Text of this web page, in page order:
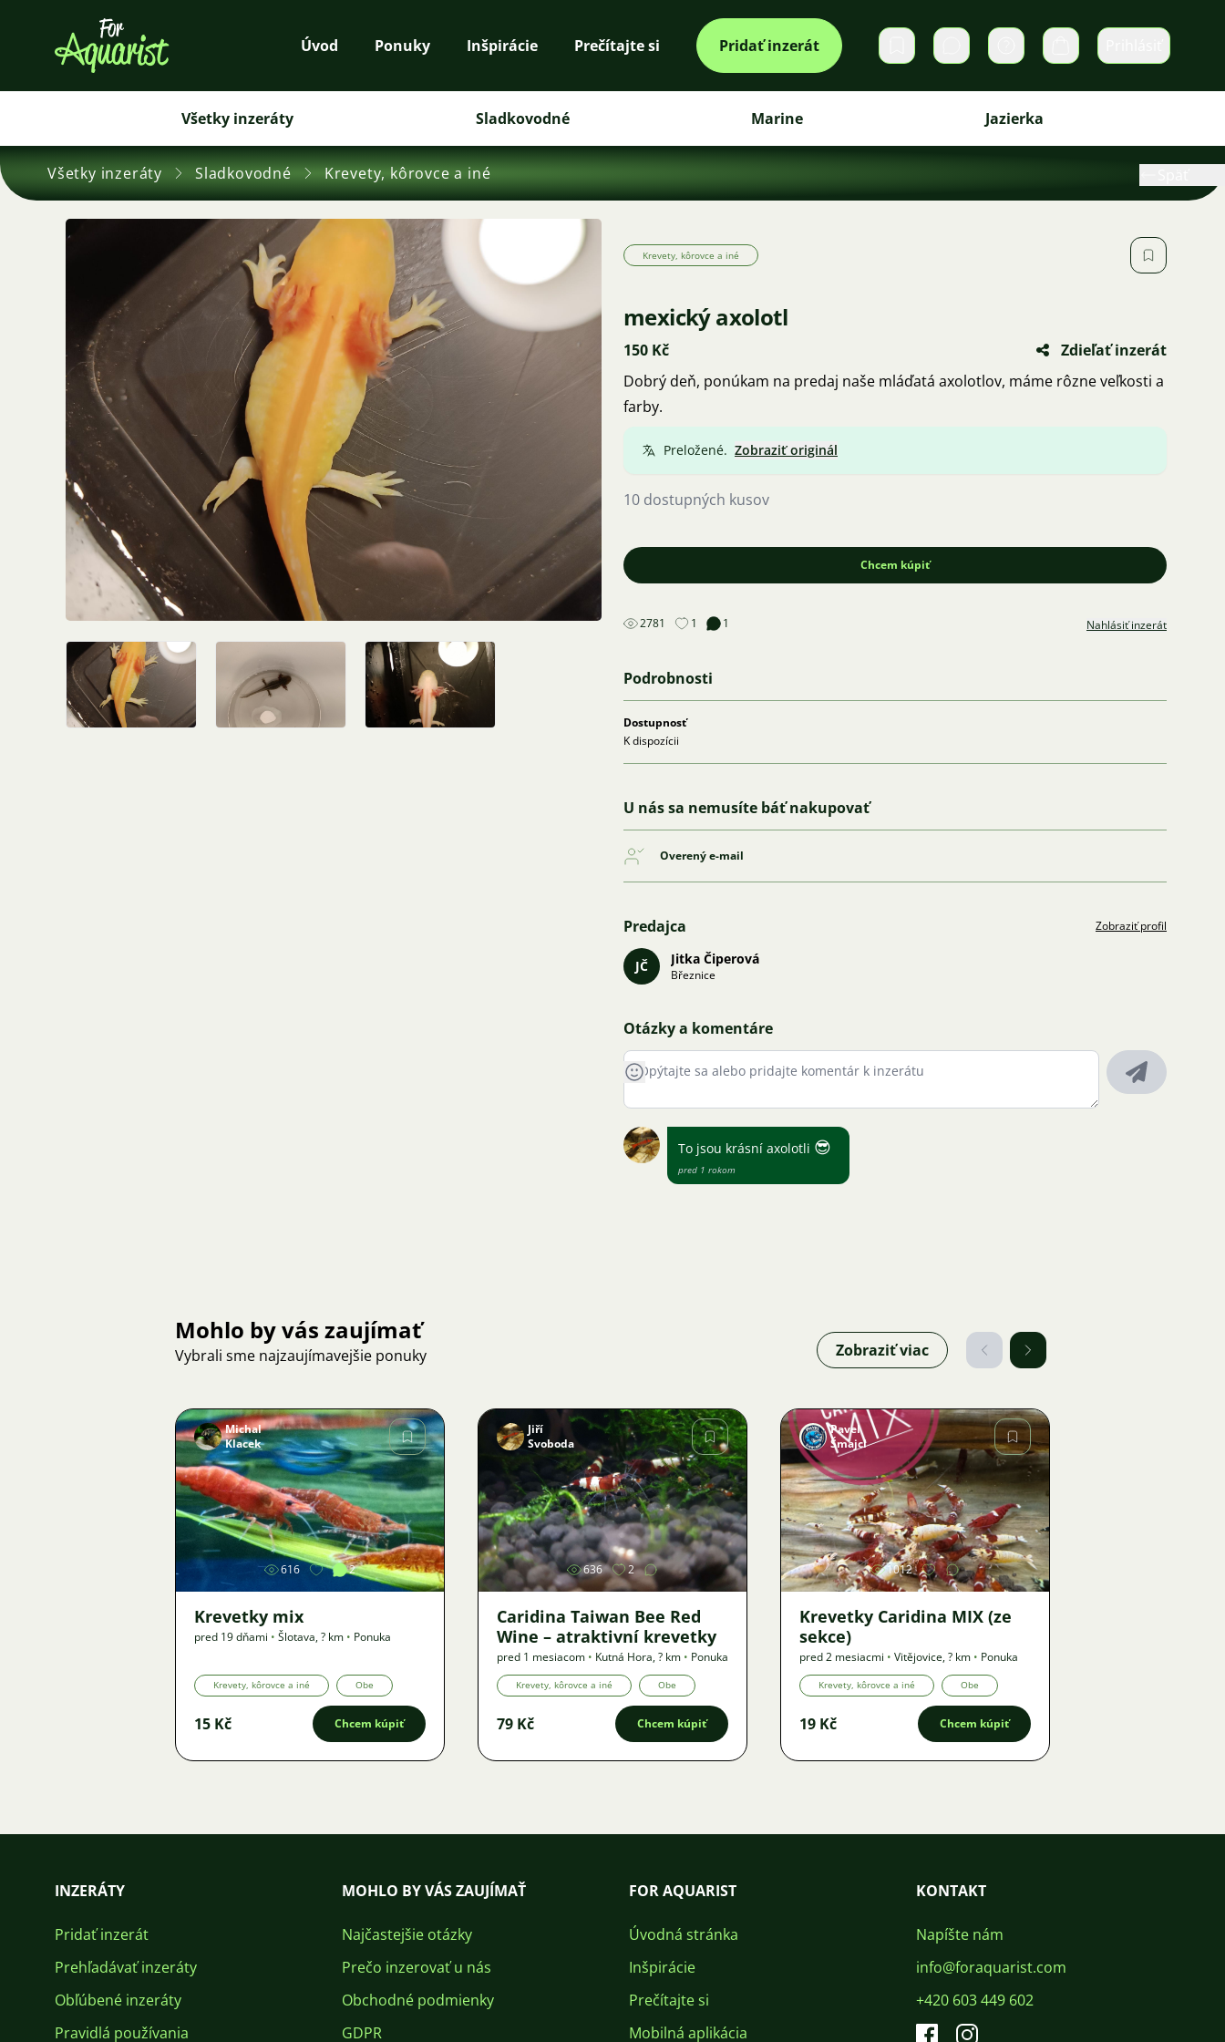
Úvod Ponuky Inšpirácie Prečítajte si Pridať inzerát Súkromné správy Košík
Všetky inzeráty Sladkovodné Marine Jazierka
Všetky inzeráty Sladkovodné Krevety, kôrovce a iné
Krevety, kôrovce a iné
mexický axolotl
150 Kč
Zdieľať inzerát
Dobrý deň, ponúkam na predaj naše mláďatá axolotlov, máme rôzne veľkosti a
farby.
Preložené. Zobraziť originál
10 dostupných kusov
Chcem kúpiť
2781 1 1 Nahlásiť inzerát
Podrobnosti
Dostupnosť
K dispozícii
U nás sa nemusíte báť nakupovať
Overený e-mail
Predajca Zobraziť profil
JČ Jitka Čiperová
Březnice
Otázky a komentáre
To jsou krásní axolotli 😎
pred 1 rokom
Mohlo by vás zaujímať
Vybrali sme najzaujímavejšie ponuky Zobraziť viac
Obrázok
Michal
Klacek
616 2
Krevetky mix
pred 19 dňami • Šlotava,? km • Ponuka
Krevety, kôrovce a iné Obe
15 Kč Chcem kúpiť
Obrázok
Jiří
Svoboda
636 2
Caridina Taiwan Bee Red
Wine – atraktivní krevetky
pred 1 mesiacom • Kutná Hora,? km • Ponuka
Krevety, kôrovce a iné Obe
79 Kč Chcem kúpiť
Obrázok
Pavel
Šmajcl
1012
Krevetky Caridina MIX (ze
sekce)
pred 2 mesiacmi • Vitějovice,? km • Ponuka
Krevety, kôrovce a iné Obe
19 Kč Chcem kúpiť
INZERÁTY
Pridať inzerát
Prehľadávať inzeráty
Obľúbené inzeráty
Pravidlá používania
MOHLO BY VÁS ZAUJÍMAŤ
Najčastejšie otázky
Prečo inzerovať u nás
Obchodné podmienky
GDPR
FOR AQUARIST
Úvodná stránka
Inšpirácie
Prečítajte si
Mobilná aplikácia
KONTAKT
Napíšte nám
info@foraquarist.com
+420 603 449 602